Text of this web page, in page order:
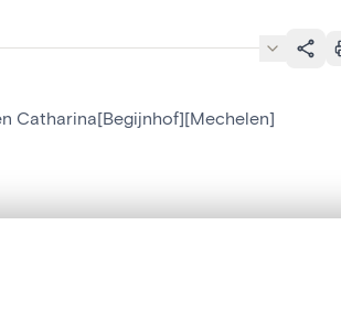
Catharina[Begijnhof][Mechelen]